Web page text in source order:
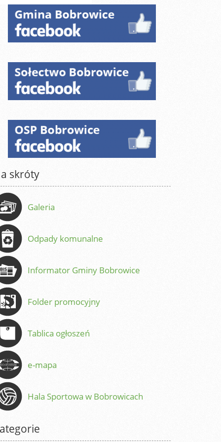
skróty
Galeria
Odpady komunalne
Informator Gminy Bobrowice
Folder promocyjny
Tablica ogłoszeń
e-mapa
Hala Sportowa w Bobrowicach